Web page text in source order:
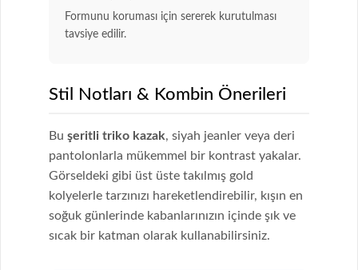
Formunu koruması için sererek kurutulması
tavsiye edilir.
Stil Notları & Kombin Önerileri
Bu şeritli triko kazak, siyah jeanler veya deri
pantolonlarla mükemmel bir kontrast yakalar.
Görseldeki gibi üst üste takılmış gold
kolyelerle tarzınızı hareketlendirebilir, kışın en
soğuk günlerinde kabanlarınızın içinde şık ve
sıcak bir katman olarak kullanabilirsiniz.